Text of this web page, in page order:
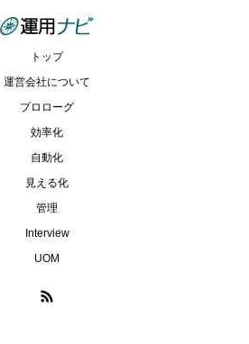
トップ
運営会社について
プロローグ
効率化
自動化
見える化
管理
Interview
UOM